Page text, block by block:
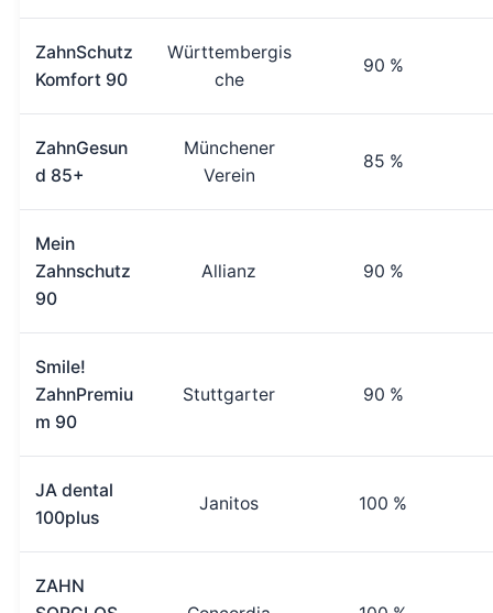
ZahnSchutz
Komfort 90
Württembergis
che
90 %
ZahnGesun
d 85+
Münchener
Verein
85 %
Mein
Zahnschutz
90
Allianz 90 %
Smile!
ZahnPremiu
m 90
Stuttgarter 90 %
JA dental
100plus
Janitos 100 %
ZAHN